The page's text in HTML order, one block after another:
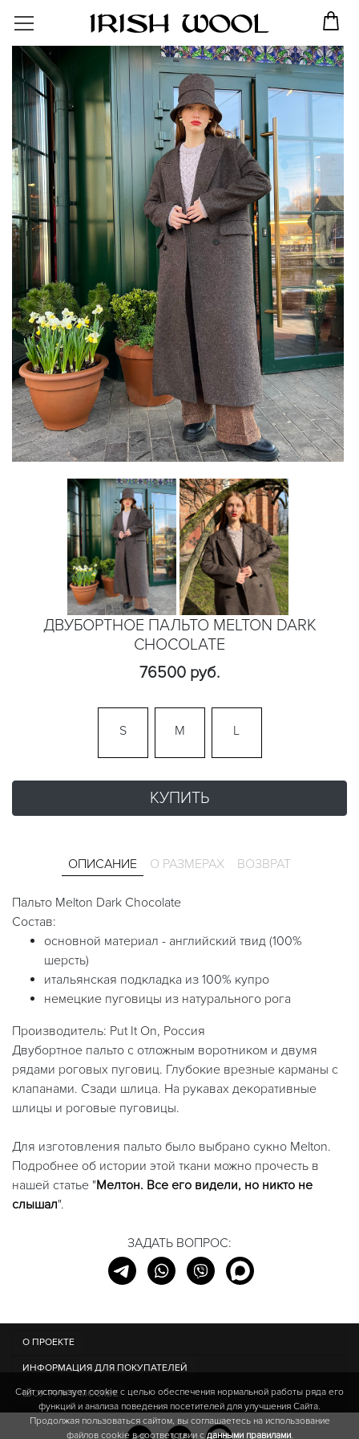
ДВУБОРТНОЕ ПАЛЬТО MELTON DARK
CHOCOLATE
76500 руб.
S M L
КУПИТЬ
ОПИСАНИЕ О РАЗМЕРАХ ВОЗВРАТ
Пальто Melton Dark Chocolate
Состав:
основной материал - английский твид (100%
шерсть)
итальянская подкладка из 100% купро
немецкие пуговицы из натурального рога
Производитель: Put It On, Россия
Двубортное пальто с отложным воротником и двумя
рядами роговых пуговиц. Глубокие врезные карманы с
клапанами. Сзади шлица. На рукавах декоративные
шлицы и роговые пуговицы.
Для изготовления пальто было выбрано сукно Melton.
Подробнее об истории этой ткани можно прочесть в
нашей статье "Мелтон. Все его видели, но никто не
слышал".
ЗАДАТЬ ВОПРОС:
О ПРОЕКТЕ
ИНФОРМАЦИЯ ДЛЯ ПОКУПАТЕЛЕЙ
ШОУ-РУМ В МОСКВЕ
Сайт использует cookie c целью обеспечения нормальной работы ряда его
функций и анализа поведения посетителей для улучшения Сайта.
Продолжая пользоваться сайтом, вы соглашаетесь на использование
файлов cookie в соответствии сданными правилами.